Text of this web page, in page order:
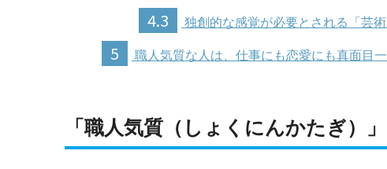
4.3 独創的な感覚が必要とされる「芸術
5 職人気質な人は、仕事にも恋愛にも真面目一
「職人気質（しょくにんかたぎ）